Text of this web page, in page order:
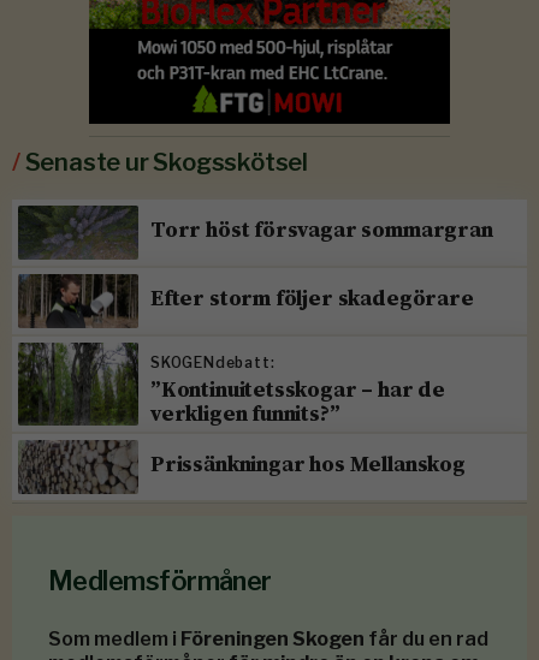
/Senaste ur Skogsskötsel
Torr höst försvagar sommargran
Efter storm följer skadegörare
SKOGENdebatt:
”Kontinuitetsskogar – har de
verkligen funnits?”
Prissänkningar hos Mellanskog
Medlemsförmåner
Som medlem i Föreningen Skogen får du en rad